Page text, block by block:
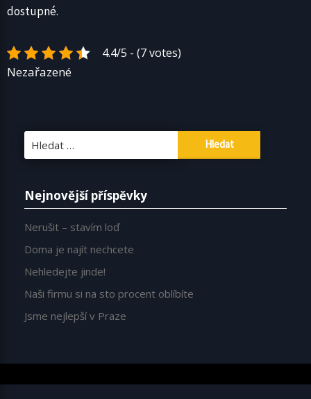
dostupné.
4.4/5 - (7 votes)
Nezařazené
Nejnovější příspěvky
Nerušit – stavím loď
Doma je najít nechcete
Nehledejte jinde!
Naši firmu si na sto procent oblíbíte
Jsme nejlepší v Praze